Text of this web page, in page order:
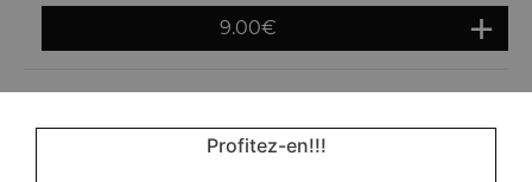
9.00€
Pommes de terre sautées à la sauce curry
Profitez-en!!!